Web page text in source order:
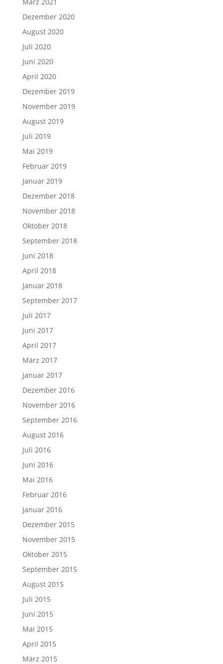
Dezember 2020
August 2020
Juli 2020
Juni 2020
April 2020
Dezember 2019
November 2019
August 2019
Juli 2019
Mai 2019
Februar 2019
Januar 2019
Dezember 2018
November 2018
Oktober 2018
September 2018
Juni 2018
April 2018
Januar 2018
September 2017
Juli 2017
Juni 2017
April 2017
März 2017
Januar 2017
Dezember 2016
November 2016
September 2016
August 2016
Juli 2016
Juni 2016
Mai 2016
Februar 2016
Januar 2016
Dezember 2015
November 2015
Oktober 2015
September 2015
August 2015
Juli 2015
Juni 2015
Mai 2015
April 2015
März 2015